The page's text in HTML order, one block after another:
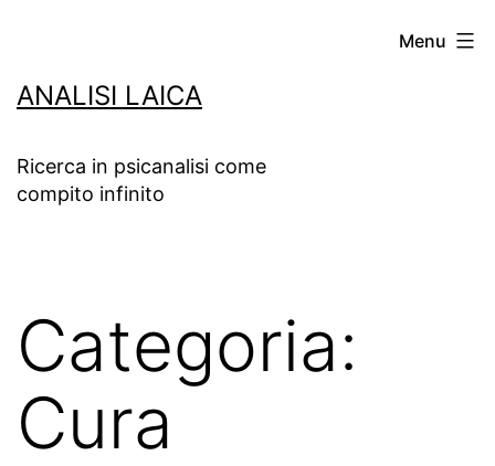
contenuto
ANALISI LAICA
Ricerca in psicanalisi come
compito infinito
Menu
Categoria:
Cura